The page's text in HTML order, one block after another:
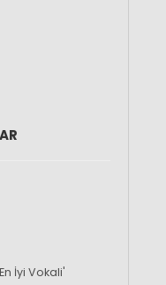
İyi Vokali'